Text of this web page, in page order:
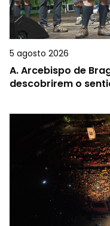
5 agosto 2026
A.Arcebispo de
descobrirem o